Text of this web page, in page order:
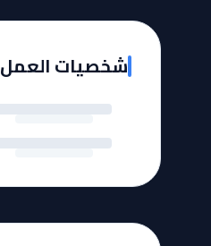
شخصيات العمل